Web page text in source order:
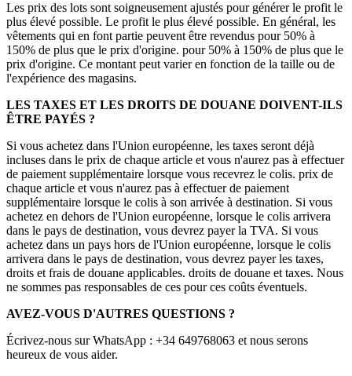
Les prix des lots sont soigneusement ajustés pour générer le profit le
plus élevé possible. Le profit le plus élevé possible. En général, les
vêtements qui en font partie peuvent être revendus pour 50% à
150% de plus que le prix d'origine. pour 50% à 150% de plus que le
prix d'origine. Ce montant peut varier en fonction de la taille ou de
l'expérience des magasins.
LES TAXES ET LES DROITS DE DOUANE DOIVENT-ILS
ÊTRE PAYÉS ?
Si vous achetez dans l'Union européenne, les taxes seront déjà
incluses dans le prix de chaque article et vous n'aurez pas à effectuer
de paiement supplémentaire lorsque vous recevrez le colis. prix de
chaque article et vous n'aurez pas à effectuer de paiement
supplémentaire lorsque le colis à son arrivée à destination. Si vous
achetez en dehors de l'Union européenne, lorsque le colis arrivera
dans le pays de destination, vous devrez payer la TVA. Si vous
achetez dans un pays hors de l'Union européenne, lorsque le colis
arrivera dans le pays de destination, vous devrez payer les taxes,
droits et frais de douane applicables. droits de douane et taxes. Nous
ne sommes pas responsables de ces pour ces coûts éventuels.
AVEZ-VOUS D'AUTRES QUESTIONS ?
Écrivez-nous sur WhatsApp : +34 649768063 et nous serons
heureux de vous aider.